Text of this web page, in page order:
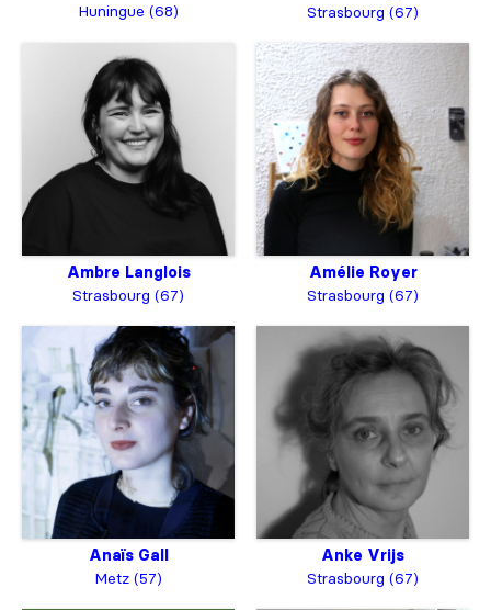
Huningue (68)
Strasbourg (67)
Ambre Langlois
Strasbourg (67)
Amélie Royer
Strasbourg (67)
Anaïs Gall
Metz (57)
Anke Vrijs
Strasbourg (67)